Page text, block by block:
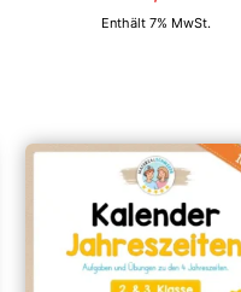
Enthält 7% MwSt.